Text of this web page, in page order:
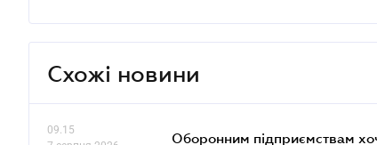
Схожі новини
09.15
Оборонним підприємствам